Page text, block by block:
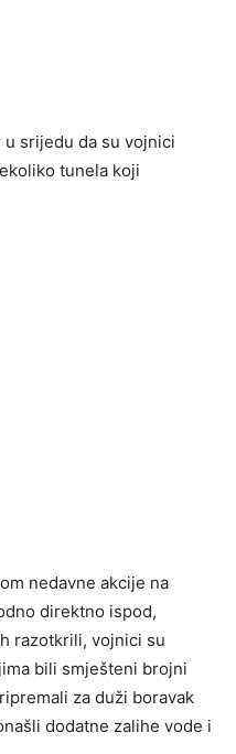
srijedu da su vojnici
tunela koji
nedavne akcije na
direktno ispod,
razotkrili, vojnici su
bili smješteni brojni
za duži boravak
dodatne zalihe vode i